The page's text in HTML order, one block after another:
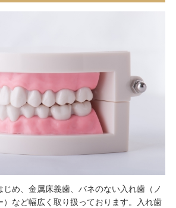
め、金属床義歯、バネのない入れ歯（ノ
）など幅広く取り扱っております。入れ歯